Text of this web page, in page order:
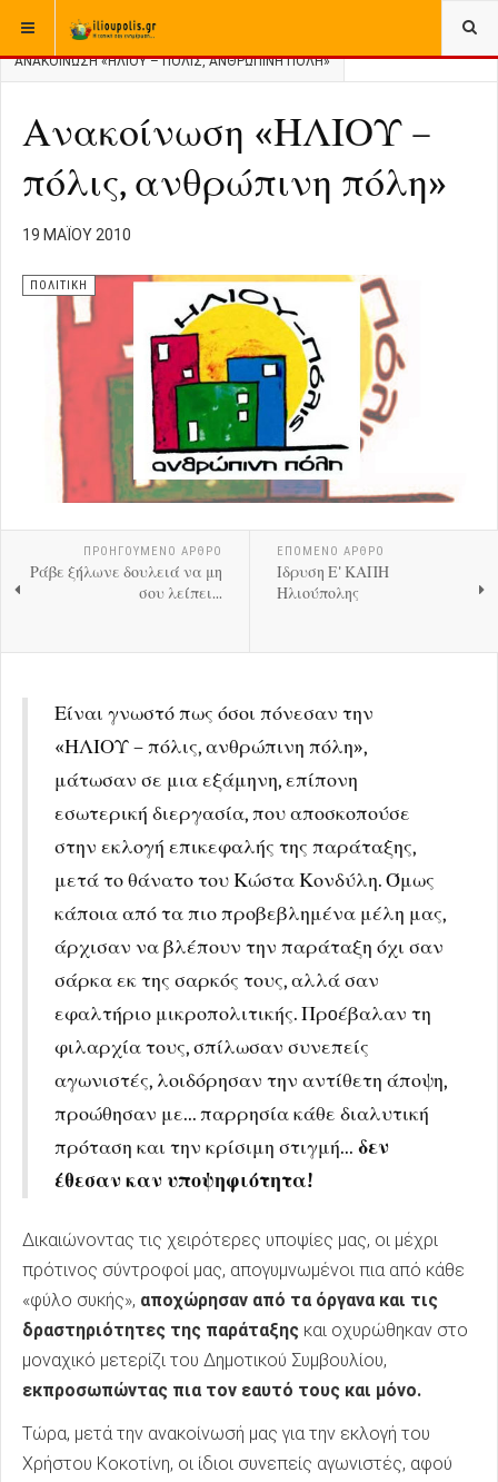
ΒΡΊΣΚΕΣΤΕ ΕΔΏ: ΑΡΧΙΚΉ
ΑΝΑΚΟΊΝΩΣΗ «ΗΛΙΟΥ – ΠΌΛΙΣ, ΑΝΘΡΏΠΙΝΗ ΠΌΛΗ»
Ανακοίνωση «ΗΛΙΟΥ –
πόλις, ανθρώπινη πόλη»
19 ΜΑΪ́ΟΥ 2010
ΠΟΛΙΤΙΚΗ
ΠΡΟΗΓΟΎΜΕΝΟ ΑΡΘΡΟ
Ράβε ξήλωνε δουλειά να μη
σου λείπει...
ΕΠΟΜΕΝΟ ΑΡΘΡΟ
Ιδρυση Ε' ΚΑΠΗ
Ηλιούπολης
Είναι γνωστό πως όσοι πόνεσαν την
«ΗΛΙΟΥ – πόλις, ανθρώπινη πόλη»,
μάτωσαν σε μια εξάμηνη, επίπονη
εσωτερική διεργασία, που αποσκοπούσε
στην εκλογή επικεφαλής της παράταξης,
μετά το θάνατο του Κώστα Κονδύλη. Όμως
κάποια από τα πιο προβεβλημένα μέλη μας,
άρχισαν να βλέπουν την παράταξη όχι σαν
σάρκα εκ της σαρκός τους, αλλά σαν
εφαλτήριο μικροπολιτικής. Πρoέβαλαν τη
φιλαρχία τους, σπίλωσαν συνεπείς
αγωνιστές, λοιδόρησαν την αντίθετη άποψη,
προώθησαν με... παρρησία κάθε διαλυτική
πρόταση και την κρίσιμη στιγμή... δεν
έθεσαν καν υποψηφιότητα!
Δικαιώνοντας τις χειρότερες υποψίες μας, οι μέχρι
πρότινος σύντροφοί μας, απογυμνωμένοι πια από κάθε
«φύλο συκής», αποχώρησαν από τα όργανα και τις
δραστηριότητες της παράταξης και οχυρώθηκαν στο
μοναχικό μετερίζι του Δημοτικού Συμβουλίου,
εκπροσωπώντας πια τον εαυτό τους και μόνο.
Τώρα, μετά την ανακοίνωσή μας για την εκλογή του
Χρήστου Κοκοτίνη, οι ίδιοι συνεπείς αγωνιστές, αφού